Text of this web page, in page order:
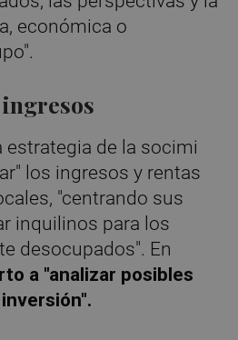
económica o
estrategia de la socimi
los ingresos y rentas
"centrando sus
inquilinos para los
desocupados". En
a "analizar posibles